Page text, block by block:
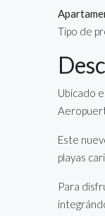
Tipo de
Ubicado
Este
playas
Para